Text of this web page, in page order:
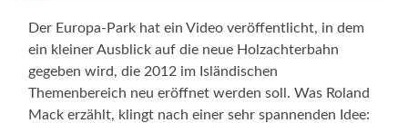
Der Europa-Park hat ein Video veröffentlicht, in dem
ein kleiner Ausblick auf die neue Holzachterbahn
gegeben wird, die 2012 im Isländischen
Themenbereich neu eröffnet werden soll. Was Roland
Mack erzählt, klingt nach einer sehr spannenden Idee: